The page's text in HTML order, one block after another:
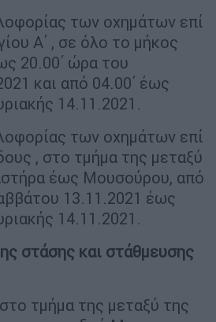
των οχημάτων επί
Α΄ , σε όλο το μήκος
20.00΄ ώρα του
και από 04.00΄ έως
14.11.2021.
των οχημάτων επί
, στο τμήμα της μεταξύ
έως Μουσούρου, από
13.11.2021 έως
14.11.2021.
στάσης και στάθμευσης
τμήμα της μεταξύ της